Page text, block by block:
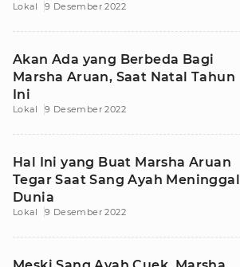
Lokal 9 Desember 2022
Akan Ada yang Berbeda Bagi
Marsha Aruan, Saat Natal Tahun
Ini
Lokal 9 Desember 2022
Hal Ini yang Buat Marsha Aruan
Tegar Saat Sang Ayah Meninggal
Dunia
Lokal 9 Desember 2022